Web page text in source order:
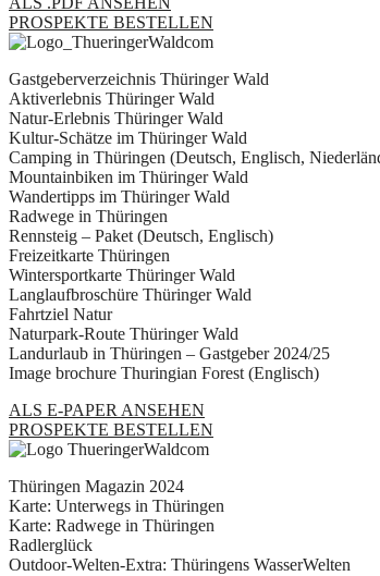
PROSPEKTE BESTELLEN
Gastgeberverzeichnis Thüringer Wald
Aktiverlebnis Thüringer Wald
Natur-Erlebnis Thüringer Wald
Kultur-Schätze im Thüringer Wald
Camping in Thüringen (Deutsch, Englisch,
Mountainbiken im Thüringer Wald
Wandertipps im Thüringer Wald
Radwege in Thüringen
Rennsteig – Paket (Deutsch, Englisch)
Freizeitkarte Thüringen
Wintersportkarte Thüringer Wald
Langlaufbroschüre Thüringer Wald
Fahrtziel Natur
Naturpark-Route Thüringer Wald
Landurlaub in Thüringen – Gastgeber 2024/25
Image brochure Thuringian Forest (Englisch)
ALS E-PAPER ANSEHEN
PROSPEKTE BESTELLEN
Thüringen Magazin 2024
Karte: Unterwegs in Thüringen
Karte: Radwege in Thüringen
Radlerglück
Outdoor-Welten-Extra: Thüringens WasserWelten